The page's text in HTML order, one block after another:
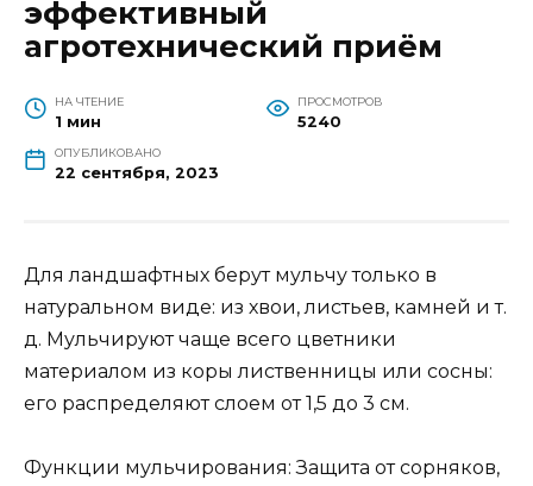
эффективный
агротехнический приём
НА ЧТЕНИЕ
1 мин
ПРОСМОТРОВ
5240
ОПУБЛИКОВАНО
22 сентября, 2023
Для ландшафтных берут мульчу только в
натуральном виде: из хвои, листьев, камней и т.
д. Мульчируют чаще всего цветники
материалом из коры лиственницы или сосны:
его распределяют слоем от 1,5 до 3 см.
Функции мульчирования: Защита от сорняков,